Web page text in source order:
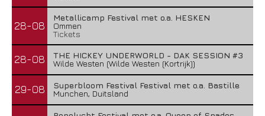
28-08
Metallicamp Festival met o.a. HESKEN
Ommen
Tickets
28-08
THE HICKEY UNDERWORLD - DAK SESSION #3
Wilde Westen (Wilde Westen (Kortrijk))
29-08
Superbloom Festival Festival met o.a. Bastille
Munchen, Duitsland